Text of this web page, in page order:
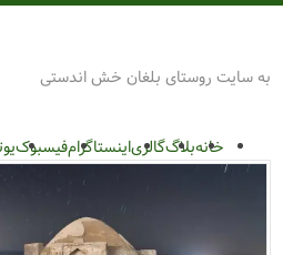
بلغان خش اندستی
گالری اینستاگرامفیسبوکیوتیوبآپاراتتماس